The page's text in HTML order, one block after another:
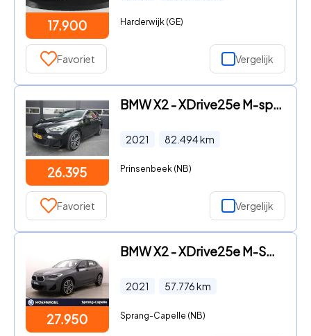
17.900 Harderwijk (GE)
Favoriet Vergelijk
26.395
BMW X2 - XDrive25e M-sport Aut/Camera/Airco/Pano.dak/CC/Navi/Trekhaak
2021 82.494km
Prinsenbeek (NB)
Favoriet Vergelijk
27.950
BMW X2 - XDrive25e M-Sport | Head Up Display | Cruise Control | Stoel
2021 57.776km
Sprang-Capelle (NB)